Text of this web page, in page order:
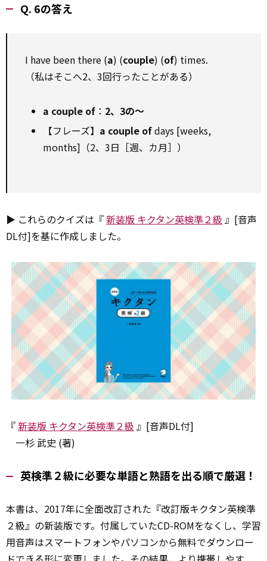
Q. 6の答え
I have been there (a) (couple) (of) times.
（私はそこへ2、3回行ったことがある）
a couple of ： 2、3の～
【フレーズ】 a couple ofdays [weeks,
months]（2、3日［週、カ月］）
▶ これらのクイズは『新装版 キクタン英検準２級 』[音声
DL付]を基に作成しました。
『新装版 キクタン英検準２級 』[音声DL付]
一杉 武史 (著)
英検準２級に必要な単語と熟語を出る順で厳選！
本書は、2017年に全面改訂された『改訂版キクタン英検準
２級』の新装版です。付属していたCD-ROMをなくし、学習
用音声はスマートフォンやパソコンから無料でダウンロー